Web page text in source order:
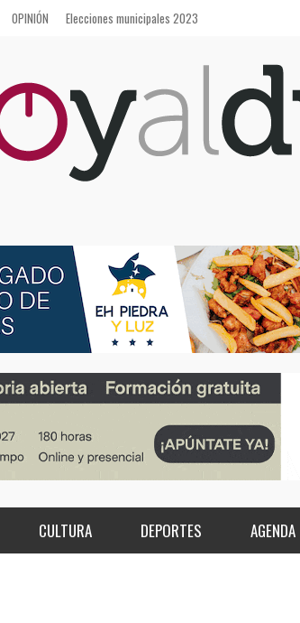
OPINIÓN Elecciones municipales 2023
CULTURA DEPORTES AGENDA